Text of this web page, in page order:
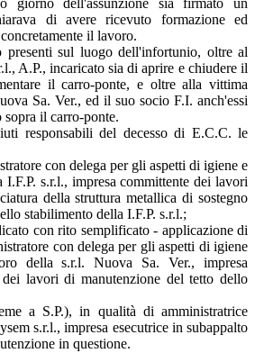
di avere ricevuto formazione ed
il lavoro.
presenti sul luogo dell'infortunio, oltre al
A.P., incaricato sia di aprire e chiudere il
il carro-ponte, e oltre alla vittima
Sa. Ver., ed il suo socio F.I. anch'essi
il carro-ponte.
responsabili del decesso di E.C.C. le
con delega per gli aspetti di igiene e
I.F.P. s.r.l., impresa committente dei lavori
della struttura metallica di sostegno
stabilimento della I.F.P. s.r.l.;
con rito semplificato - applicazione di
con delega per gli aspetti di igiene
della s.r.l. Nuova Sa. Ver., impresa
dei lavori di manutenzione del tetto dello
a S.P.), in qualità di amministratrice
s.r.l., impresa esecutrice in subappalto
in questione.